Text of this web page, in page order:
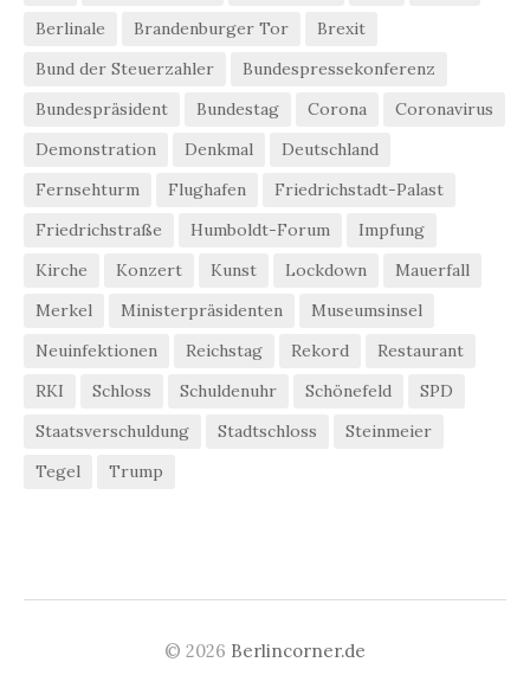
Berlinale
Brandenburger Tor
Brexit
Bund der Steuerzahler
Bundespressekonferenz
Bundespräsident
Bundestag Corona
Coronavirus
Demonstration
Denkmal
Deutschland
Fernsehturm
Flughafen
Friedrichstadt-Palast
Friedrichstraße
Humboldt-Forum
Impfung
Kirche
Konzert Kunst Lockdown
Mauerfall
Merkel
Ministerpräsidenten
Museumsinsel
Neuinfektionen
Reichstag Rekord
Restaurant
RKI
Schloss Schuldenuhr Schönefeld
SPD
Staatsverschuldung
Stadtschloss
Steinmeier
Tegel
Trump
© 2026 Berlincorner.de